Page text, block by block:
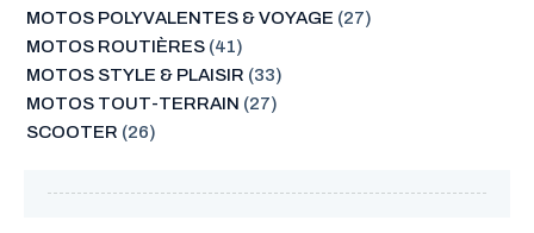
MOTOS POLYVALENTES & VOYAGE (27)
MOTOS ROUTIÈRES(41)
MOTOS STYLE & PLAISIR (33)
MOTOS TOUT-TERRAIN (27)
SCOOTER (26)